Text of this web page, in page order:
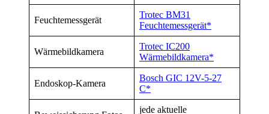
Feuchtemessgerät
Trotec BM31
Feuchtemessgerät*
Wärmebildkamera
Trotec IC200
Wärmebildkamera*
Endoskop-Kamera
Bosch GIC 12V-5-27
C*
jede aktuelle